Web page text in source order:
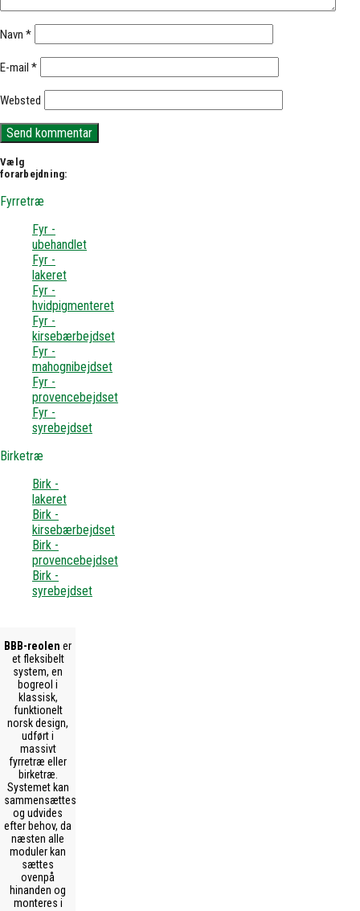
Navn *
E-mail *
Websted
Vælg
forarbejdning:
Fyrretræ
Fyr -
ubehandlet
Fyr -
lakeret
Fyr -
hvidpigmenteret
Fyr -
kirsebærbejdset
Fyr -
mahognibejdset
Fyr -
provencebejdset
Fyr -
syrebejdset
Birketræ
Birk -
lakeret
Birk -
kirsebærbejdset
Birk -
provencebejdset
Birk -
syrebejdset
BBB-reolen er
et fleksibelt
system, en
bogreol i
klassisk,
funktionelt
norsk design,
udført i
massivt
fyrretræ eller
birketræ.
Systemet kan
sammensættes
og udvides
efter behov, da
næsten alle
moduler kan
sættes
ovenpå
hinanden og
monteres i